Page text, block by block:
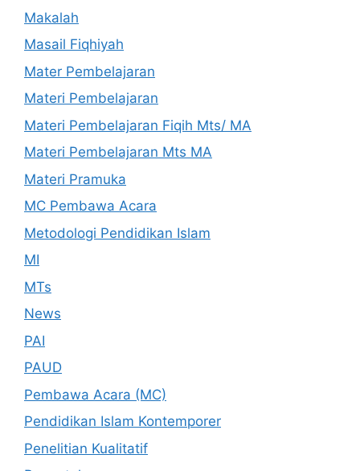
Makalah
Masail Fiqhiyah
Mater Pembelajaran
Materi Pembelajaran
Materi Pembelajaran Fiqih Mts/ MA
Materi Pembelajaran Mts MA
Materi Pramuka
MC Pembawa Acara
Metodologi Pendidikan Islam
MI
MTs
News
PAI
PAUD
Pembawa Acara (MC)
Pendidikan Islam Kontemporer
Penelitian Kualitatif